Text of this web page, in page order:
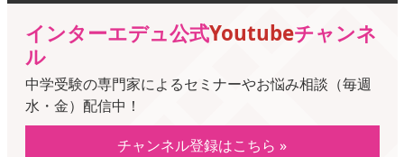
インターエデュ公式Youtubeチャンネ
ル
中学受験の専門家によるセミナーやお悩み相談（毎週
水・金）配信中！
チャンネル登録はこちら »